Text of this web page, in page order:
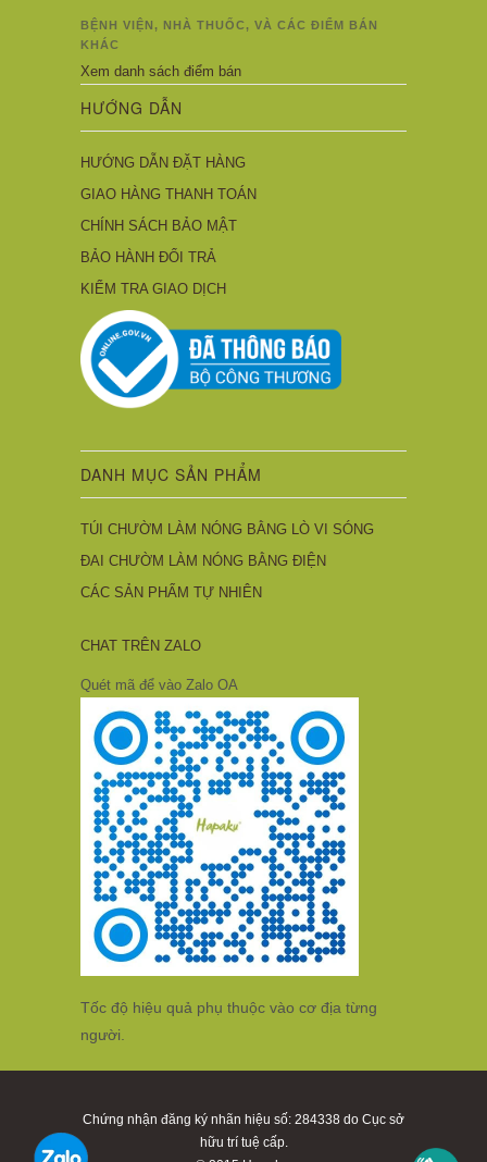
BỆNH VIỆN, NHÀ THUỐC, VÀ CÁC ĐIỂM BÁN
KHÁC
Xem danh sách điểm bán
HƯỚNG DẪN
HƯỚNG DẪN ĐẶT HÀNG
GIAO HÀNG THANH TOÁN
CHÍNH SÁCH BẢO MẬT
BẢO HÀNH ĐỔI TRẢ
KIỂM TRA GIAO DỊCH
DANH MỤC SẢN PHẨM
TÚI CHƯỜM LÀM NÓNG BẰNG LÒ VI SÓNG
ĐAI CHƯỜM LÀM NÓNG BẰNG ĐIỆN
CÁC SẢN PHẨM TỰ NHIÊN
CHAT TRÊN ZALO
Quét mã để vào Zalo OA
Tốc độ hiệu quả phụ thuộc vào cơ địa từng
người.
Chứng nhận đăng ký nhãn hiệu số: 284338 do Cục sở
hữu trí tuệ cấp.